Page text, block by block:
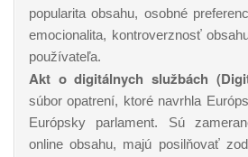
popularita obsahu, osobné
emocionalita, kontroverznosť
používateľa.
Akt o digitálnych službách
súbor opatrení, ktoré navrhla
Európsky parlament. Sú
online obsahu, majú posilňovať